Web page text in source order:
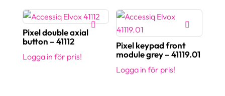
Pixel double axial
button – 41112
Logga in för pris!
Pixel keypad front
module grey – 41119.01
Logga in för pris!